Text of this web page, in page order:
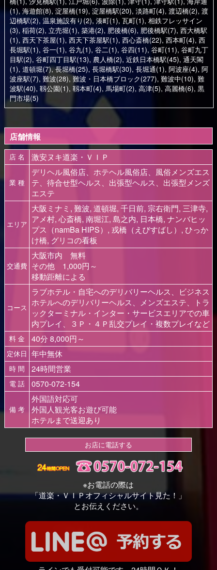
(1), 海遊館(8), 淀屋橋(19), 淀屋橋駅(20), 淡路町(4), 渡辺橋(2), 渡
辺橋駅(2), 温泉施設有り(2), 湊町(1), 瓦町(1), 相鉄フレッサイン
(3), 稲荷(2), 立売堀(1), 築港(2), 肥後橋(6), 肥後橋駅(7), 西大橋駅
(1), 西天下茶屋(1), 西天下茶屋駅(1), 西心斎橋(22), 西本町(4), 西
長堀駅(1), 谷一(1), 谷九(1), 谷二(1), 谷四(11), 谷町(11), 谷町九丁
目駅(2), 谷町四丁目駅(13), 農人橋(2), 近鉄日本橋駅(45), 通天閣
(1), 道頓堀(7),長堀橋(25), 長堀橋駅(30), 長堀通(1), 阿波座(4), 阿
波座駅(7), 難波(28), 難波・日本橋ブロック(277), 難波中(10), 難
波駅(40), 靱公園(1), 靱本町(4), 馬場町(2), 高津(5), 高麗橋(6), 黒
門市場(5)
店舗情報
店 名 激安ヌキ道楽・ＶＩＰ
業 種
デリヘル風俗店、ホテヘル風俗店、風俗メンズエス
テ、待合せ型ヘルス、出張型ヘルス、出張型メンズ
エステ
エリア
大阪ミナミ, 難波, 道頓堀, 千日前, 宗右衛門, 三津寺,
アメ村, 心斎橋, 南堀江, 島之内, 日本橋, ナンバヒッ
プス（namBa HIPS）, 戎橋（えびすばし）, ひっか
け橋, グリコの看板
交通費
大阪市内 無料
その他 1,000円～
移動距離による
コース
ラブホテル・自宅へのデリバリーヘルス、ビジネス
ホテルへのデリバリーヘルス、メンズエステ、トラ
ックターミナル・インター・サービスエリアでの車
内プレイ、３Ｐ・４Ｐ乱交プレイ・複数プレイなど
料 金 40分 8,000円～
定休日 年中無休
時 間 24時間営業
電 話 0570-072-154
備 考
外国語対応可
外国人観光客お遊び可能
ホテルまで送迎あり
お店に電話する
※お電話の際は
「道楽・ＶＩＰオフィシャルサイト見た！」
とお伝えください。